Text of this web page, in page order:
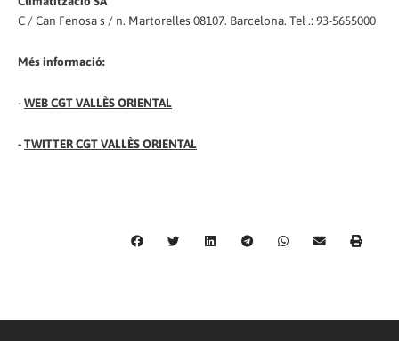
C / Can Fenosa s / n. Martorelles 08107. Barcelona. Tel .: 93-5655000
Més informació:
-WEB CGT VALLÈS ORIENTAL
-TWITTER CGT VALLÈS ORIENTAL